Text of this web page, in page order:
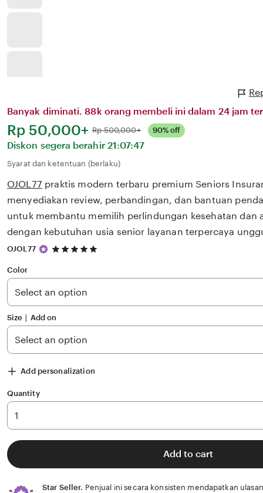
Banyak diminati. 88k orang membeli ini dalam 24 jam
Harga:
Rp 50,000+ Normal:
Rp 500,000+ 90% off
Diskon segera berahir 21:07:47
Syarat dan ketentuan (berlaku)
OJOL77 praktis modern terbaru premium Seniors
menyediakan review, perbandingan, dan bantuan
untuk membantu memilih perlindungan kesehatan dan
dengan kebutuhan usia senior layanan terpercaya
OJOL77
5
5
stars
Color
Size ∣ Add on
Add personalization
Quantity
Add to cart
Star Seller. Penjual ini secara konsisten mendapatkan